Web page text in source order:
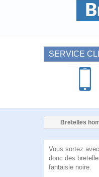
SERVICE
Bretelles
Vous sortez
donc des
fantaisie noire.